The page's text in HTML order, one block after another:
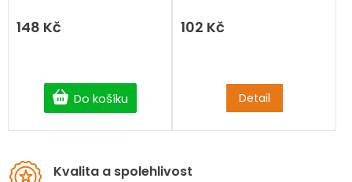
148 Kč
Do košíku
102 Kč
Detail
Kvalita a spolehlivost